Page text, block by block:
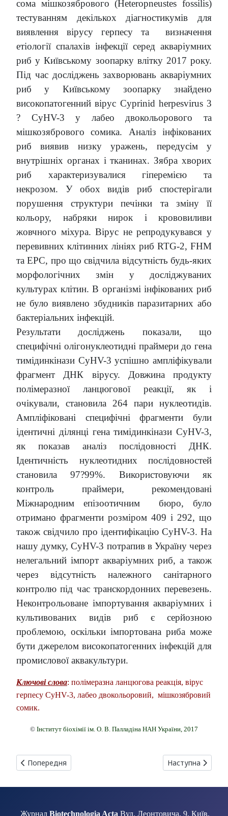
сома мішкозябрового (Heteropneustes fossilis)
тестуванням декількох діагностикумів для
виявлення вірусу герпесу та визначення
етіології спалахів інфекції серед акваріумних
риб у Київському зоопарку влітку 2017 року.
Під час досліджень захворювань акваріумних
риб у Київському зоопарку знайдено
високопатогенний вірус Cyprinid herpesvirus 3
? CyHV-3 у лабео двокольорового та
мішкозябрового сомика. Аналіз інфікованих
риб виявив низку уражень, передусім у
внутрішніх органах і тканинах. Зябра хворих
риб характеризувалися гіперемією та
некрозом. У обох видів риб спостерігали
порушення структури печінки та зміну її
кольору, набряки нирок і крововиливи
жовчного міхура. Вірус не репродукувався у
перевивних клітинних лініях риб RTG-2, FHM
та EPC, про що свідчила відсутність будь-яких
морфологічних змін у досліджуваних
культурах клітин. В організмі інфікованих риб
не було виявлено збудників паразитарних або
бактеріальних інфекцій.
Результати досліджень показали, що
специфічні олігонуклеотидні праймери до гена
тимідинкінази CyHV-3 успішно ампліфікували
фрагмент ДНК вірусу. Довжина продукту
полімеразної ланцюгової реакції, як і
очікували, становила 264 пари нуклеотидів.
Ампліфіковані специфічні фрагменти були
ідентичні ділянці гена тимідинкінази CyHV-3,
як показав аналіз послідовності ДНК.
Ідентичність нуклеотидних послідовностей
становила 97?99%. Використовуючи як
контроль праймери, рекомендовані
Міжнародним епізоотичним бюро, було
отримано фрагменти розміром 409 і 292, що
також свідчило про ідентифікацію CyHV-3. На
нашу думку, CyHV-3 потрапив в Україну через
нелегальний імпорт акваріумних риб, а також
через відсутність належного санітарного
контролю під час транскордонних перевезень.
Неконтрольоване імпортування акваріумних і
культивованих видів риб є серйозною
проблемою, оскільки імпортована риба може
бути джерелом високопатогенних інфекцій для
промислової аквакультури.
Ключові слова: полімеразна ланцюгова реакція, вірус
герпесу CyHV-3, лабео двокольоровий, мішкозябровий
сомик.
© Інститут біохімії ім. О. В. Палладіна НАН України, 2017
Попередня стаття: ПОРІВНЯЛЬНИЙ АНАЛІЗ СИРОВАТОК
Попередня Наступна
Наступна
Журнал Biotechnologia Acta Вул. Леонтовича, 9, Київ,